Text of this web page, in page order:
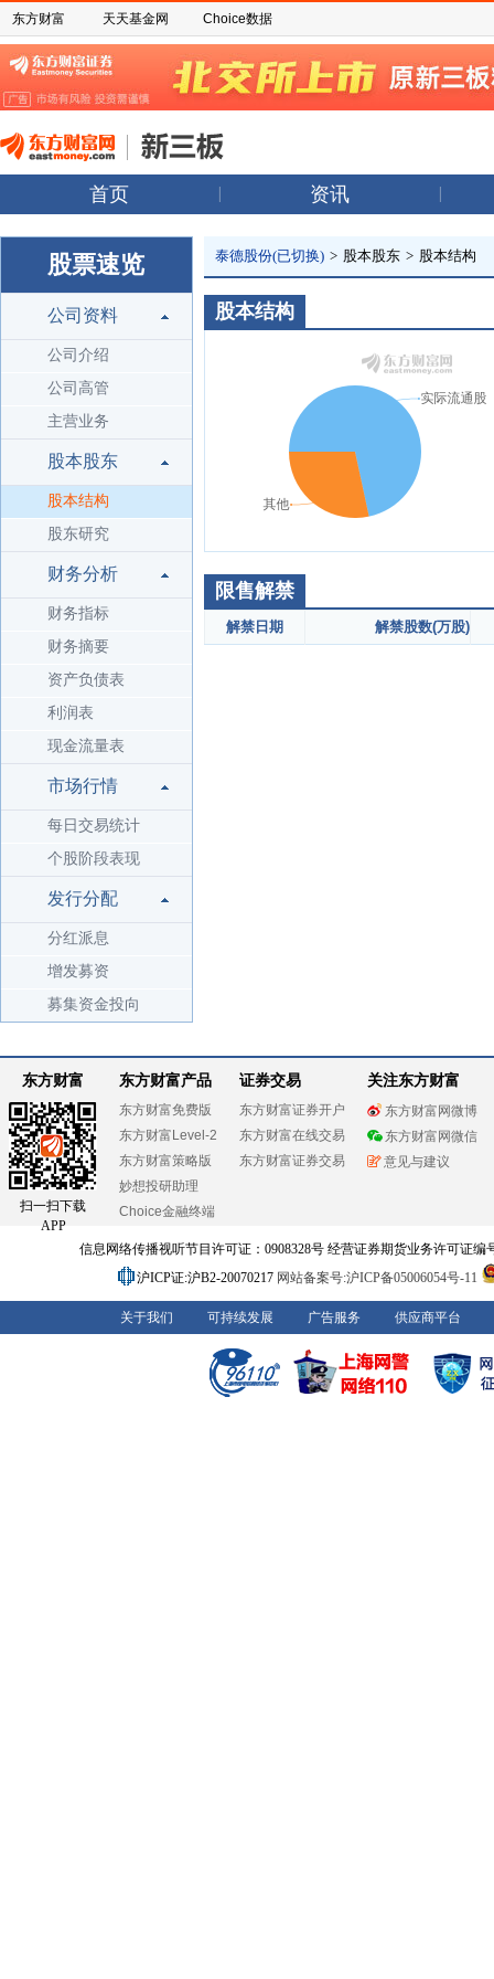
东方财富 天天基金网 Choice数据
首页 资讯
股票速览
公司资料
公司介绍
公司高管
主营业务
股本股东
股本结构
股东研究
财务分析
财务指标
财务摘要
资产负债表
利润表
现金流量表
市场行情
每日交易统计
个股阶段表现
发行分配
分红派息
增发募资
募集资金投向
泰德股份(已切换) > 股本股东 > 股本结构
股本结构
限售解禁
解禁日期 解禁股数(万股)
东方财富
扫一扫下载
APP
东方财富产品
东方财富免费版
东方财富Level-2
东方财富策略版
妙想投研助理
Choice金融终端
证券交易
东方财富证券开户
东方财富在线交易
东方财富证券交易
关注东方财富
东方财富网微博
东方财富网微信
意见与建议
信息网络传播视听节目许可证：0908328号 经营证券期货业务许可证编
沪ICP证:沪B2-20070217 网站备案号:沪ICP备05006054号-11
关于我们 可持续发展 广告服务 供应商平台